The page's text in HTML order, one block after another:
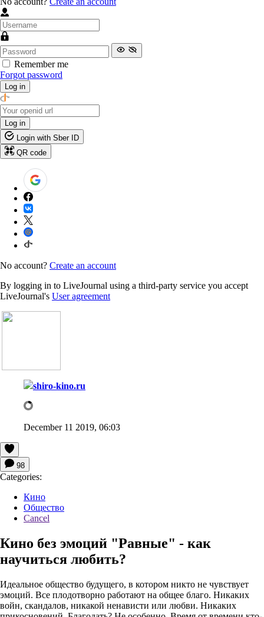
Remember me
Forgot password
Log in
Log in
Login with Sber ID
QR code
No account? Create an account
By logging in to LiveJournal using a third-party service you accept
LiveJournal's User agreement
shiro-kino.ru
December 11 2019, 06:03
98
Categories:
Кино
Общество
Cancel
Кино без эмоций "Равные" - как
научиться любить?
Идеальное общество будущего, в котором никто не чувствует
эмоций. Все плодотворно работают на общее благо. Никаких
войн, скандалов, никакой ненависти или любви. Никаких